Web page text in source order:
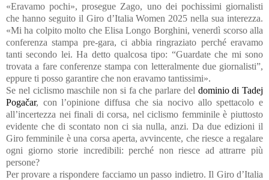
«Eravamo pochi», prosegue Zago, uno dei pochissimi giornalisti
che hanno seguito il Giro d’Italia Women 2025 nella sua interezza.
«Mi ha colpito molto che Elisa Longo Borghini, venerdì scorso alla
conferenza stampa pre-gara, ci abbia ringraziato perché eravamo
tanti secondo lei. Ha detto qualcosa tipo: “Guardate che mi sono
trovata a fare conferenze stampa con letteralmente due giornalisti”,
eppure ti posso garantire che non eravamo tantissimi».
Se nel ciclismo maschile non si fa che parlare del dominio di Tadej
Pogačar, con l’opinione diffusa che sia nocivo allo spettacolo e
all’incertezza nei finali di corsa, nel ciclismo femminile è piuttosto
evidente che di scontato non ci sia nulla, anzi. Da due edizioni il
Giro femminile è una corsa aperta, avvincente, che riesce a regalare
ogni giorno storie incredibili: perché non riesce ad attrarre più
persone?
Per provare a rispondere facciamo un passo indietro. Il Giro d’Italia